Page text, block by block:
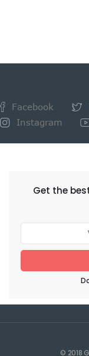
Facebook
Instagram
Get the
© 2018